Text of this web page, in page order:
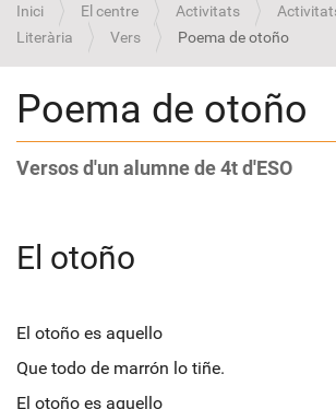
Inici El centre Activitats
Literària
Vers Poema de otoño
Poema de otoño
Versos d'un alumne de 4t d'ESO
El otoño
El otoño es aquello
Que todo de marrón lo tiñe.
El otoño es aquello